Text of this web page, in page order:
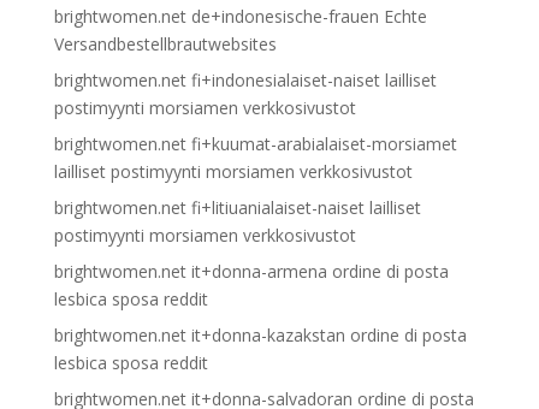
brightwomen.net de+indonesische-frauen Echte
Versandbestellbrautwebsites
brightwomen.net fi+indonesialaiset-naiset lailliset
postimyynti morsiamen verkkosivustot
brightwomen.net fi+kuumat-arabialaiset-morsiamet
lailliset postimyynti morsiamen verkkosivustot
brightwomen.net fi+litiuanialaiset-naiset lailliset
postimyynti morsiamen verkkosivustot
brightwomen.net it+donna-armena ordine di posta
lesbica sposa reddit
brightwomen.net it+donna-kazakstan ordine di posta
lesbica sposa reddit
brightwomen.net it+donna-salvadoran ordine di posta